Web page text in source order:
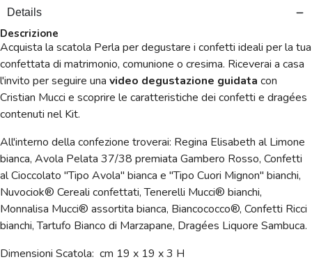
Details
Descrizione
Acquista la scatola Perla per degustare i confetti ideali per la tua
confettata di matrimonio, comunione o cresima. Riceverai a casa
l'invito per seguire una video degustazione guidata con
Cristian Mucci e scoprire le caratteristiche dei confetti e dragées
contenuti nel Kit.
All'interno della confezione troverai: Regina Elisabeth al Limone
bianca, Avola Pelata 37/38 premiata Gambero Rosso, Confetti
al Cioccolato "Tipo Avola" bianca e "Tipo Cuori Mignon" bianchi,
Nuvociok® Cereali confettati, Tenerelli Mucci® bianchi,
Monnalisa Mucci® assortita bianca, Biancococco®, Confetti Ricci
bianchi, Tartufo Bianco di Marzapane, Dragées Liquore Sambuca.
Dimensioni Scatola: cm 19 x 19 x 3 H